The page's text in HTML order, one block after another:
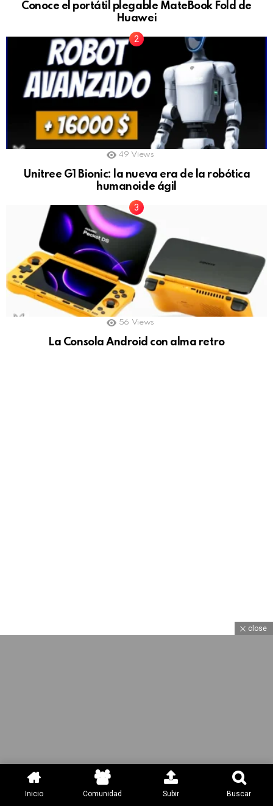
Conoce el portátil plegable MateBook Fold de
Huawei
49 Views
Unitree G1 Bionic: la nueva era de la robótica
humanoide ágil
56 Views
La Consola Android con alma retro
close
Inicio Comunidad Subir Buscar